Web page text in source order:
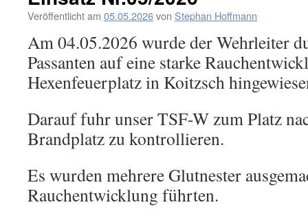
Veröffentlicht am 05.05.2026von Stephan Hoffmann
Am 04.05.2026 wurde der Wehrleiter
Passanten auf eine starke
Hexenfeuerplatz in Koitzsch
Darauf fuhr unser TSF-W zum Platz
Brandplatz zu kontrollieren.
Es wurden mehrere Glutnester
Rauchentwicklung führten.